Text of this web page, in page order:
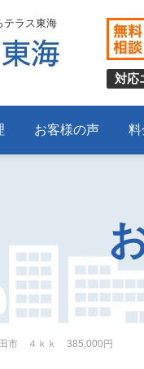
テラス東海
対応
お客様の声 料
市 ４ｋｋ 385,000円